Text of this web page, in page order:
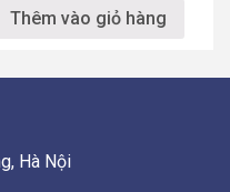
Thêm vào giỏ hàng
Hà Nội